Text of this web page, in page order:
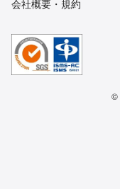
会社概要・規約
©